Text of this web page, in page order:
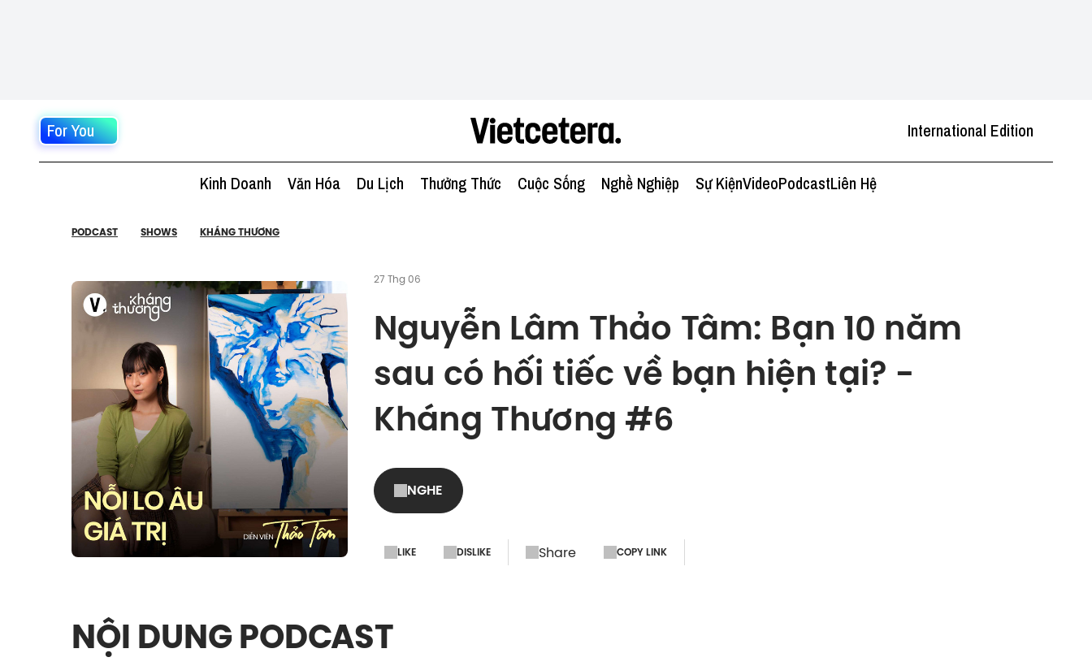
For You International Edition
Kinh Doanh Văn Hóa Du Lịch Thưởng Thức Cuộc Sống Nghề Nghiệp Sự KiệnVideoPodcastLiên Hệ
PODCAST SHOWS KHÁNG THƯƠNG
27 Thg 06
Nguyễn Lâm Thảo Tâm: Bạn 10 năm
sau có hối tiếc về bạn hiện tại? -
Kháng Thương #6
NGHE
LIKE DISLIKE Share COPY LINK
NỘI DUNG PODCAST